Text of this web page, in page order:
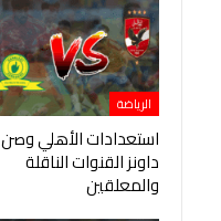
الرياضة
استعدادات الأهلي وصن
داونز القنوات الناقلة
والمعلقين